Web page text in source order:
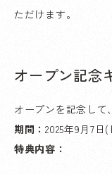
ただけます。
オープン記念
オープンを記念して
期間：2025年9月7
特典内容：